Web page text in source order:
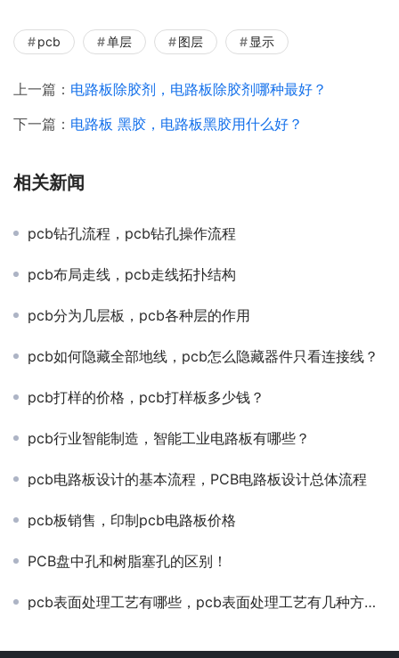
pcb 单层 图层 显示
上一篇： 电路板除胶剂，电路板除胶剂哪种最好？
下一篇： 电路板 黑胶，电路板黑胶用什么好？
相关新闻
pcb钻孔流程，pcb钻孔操作流程
pcb布局走线，pcb走线拓扑结构
pcb分为几层板，pcb各种层的作用
pcb如何隐藏全部地线，pcb怎么隐藏器件只看连接线？
pcb打样的价格，pcb打样板多少钱？
pcb行业智能制造，智能工业电路板有哪些？
pcb电路板设计的基本流程，PCB电路板设计总体流程
pcb板销售，印制pcb电路板价格
PCB盘中孔和树脂塞孔的区别！
pcb表面处理工艺有哪些，pcb表面处理工艺有几种方法？